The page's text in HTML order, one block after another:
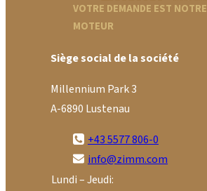
VOTRE DEMANDE EST NOTRE
MOTEUR
Siège social de la société
Millennium Park 3
A-6890 Lustenau
+43 5577 806-0
info@zimm.com
Lundi – Jeudi: